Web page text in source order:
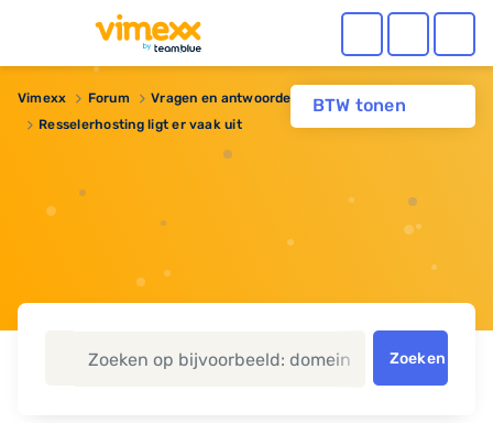
BTW tonen
Vimexx Forum Vragen en antwoorden
Reseller hosting
Resselerhosting ligt er vaak uit
Zoeken